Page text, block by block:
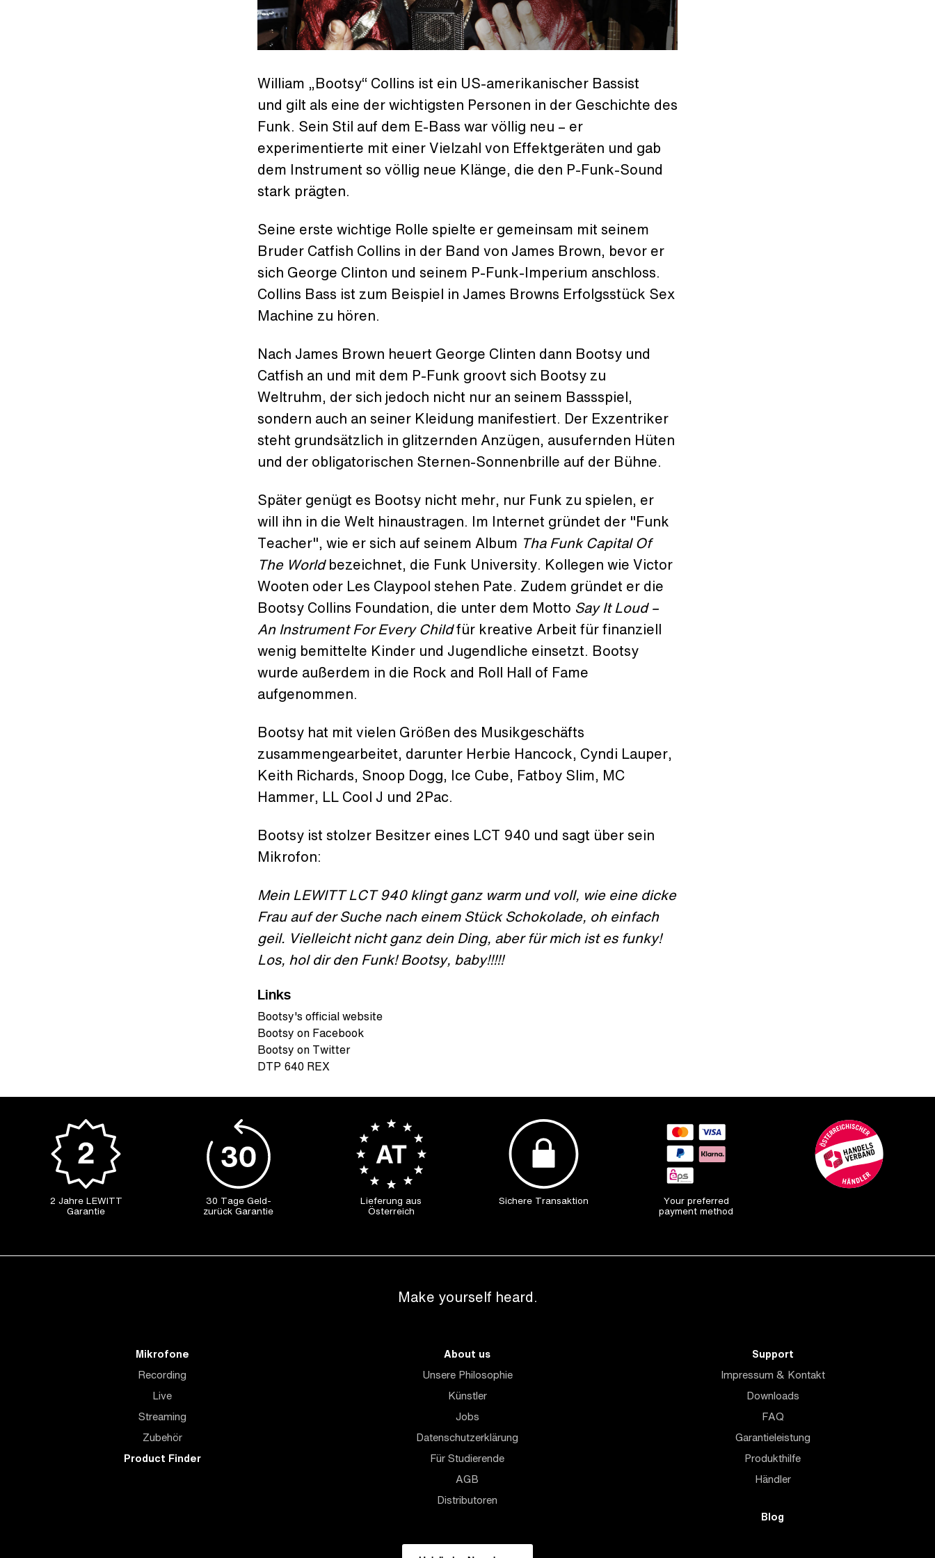
William „Bootsy“ Collins ist ein US-amerikanischer Bassist
und gilt als eine der wichtigsten Personen in der Geschichte des
Funk. Sein Stil auf dem E-Bass war völlig neu – er
experimentierte mit einer Vielzahl von Effektgeräten und gab
dem Instrument so völlig neue Klänge, die den P-Funk-Sound
stark prägten.
Seine erste wichtige Rolle spielte er gemeinsam mit seinem
Bruder Catfish Collins in der Band von James Brown, bevor er
sich George Clinton und seinem P-Funk-Imperium anschloss.
Collins Bass ist zum Beispiel in James Browns Erfolgsstück Sex
Machine zu hören.
Nach James Brown heuert George Clinten dann Bootsy und
Catfish an und mit dem P-Funk groovt sich Bootsy zu
Weltruhm, der sich jedoch nicht nur an seinem Bassspiel,
sondern auch an seiner Kleidung manifestiert. Der Exzentriker
steht grundsätzlich in glitzernden Anzügen, ausufernden Hüten
und der obligatorischen Sternen-Sonnenbrille auf der Bühne.
Später genügt es Bootsy nicht mehr, nur Funk zu spielen, er
will ihn in die Welt hinaustragen. Im Internet gründet der "Funk
Teacher", wie er sich auf seinem Album Tha Funk Capital Of
The Worldbezeichnet, die Funk University. Kollegen wie Victor
Wooten oder Les Claypool stehen Pate. Zudem gründet er die
Bootsy Collins Foundation, die unter dem Motto Say It Loud –
An Instrument For Every Childfür kreative Arbeit für finanziell
wenig bemittelte Kinder und Jugendliche einsetzt. Bootsy
wurde außerdem in die Rock and Roll Hall of Fame
aufgenommen.
Bootsy hat mit vielen Größen des Musikgeschäfts
zusammengearbeitet, darunter Herbie Hancock, Cyndi Lauper,
Keith Richards, Snoop Dogg, Ice Cube, Fatboy Slim, MC
Hammer, LL Cool J und 2Pac.
Bootsy ist stolzer Besitzer eines LCT 940 und sagt über sein
Mikrofon:
Mein LEWITT LCT 940 klingt ganz warm und voll, wie eine dicke
Frau auf der Suche nach einem Stück Schokolade, oh einfach
geil. Vielleicht nicht ganz dein Ding, aber für mich ist es funky!
Los, hol dir den Funk! Bootsy, baby!!!!!
Links
Bootsy's official website
Bootsy on Facebook
Bootsy on Twitter
DTP 640 REX
2 Jahre LEWITT
Garantie
30 Tage Geld-
zurück Garantie
Lieferung aus
Österreich
Sichere Transaktion Your preferred
payment method
Make yourself heard.
Mikrofone
Recording
Live
Streaming
Zubehör
Product Finder
About us
Unsere Philosophie
Künstler
Jobs
Datenschutzerklärung
Für Studierende
AGB
Distributoren
Support
Impressum & Kontakt
Downloads
FAQ
Garantieleistung
Produkthilfe
Händler
Blog